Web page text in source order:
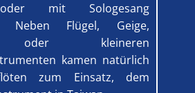
mit Sologesang
Neben Flügel, Geige,
oder kleineren
kamen natürlich
zum Einsatz, dem